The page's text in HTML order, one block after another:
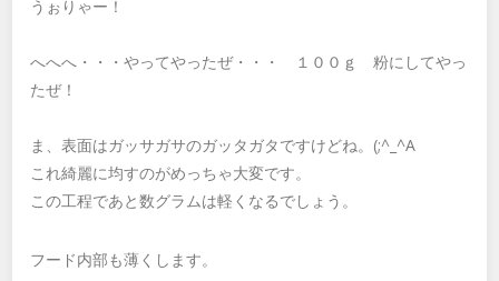
うぉりゃー！
へへへ・・・やってやったぜ・・・ １００ｇ 粉にしてやっ
たぜ！
ま、表面はガッサガサのガッタガタですけどね。(;^_^A
これ綺麗に均すのがめっちゃ大変です。
この工程であと数グラムは軽くなるでしょう。
フード内部も薄くします。